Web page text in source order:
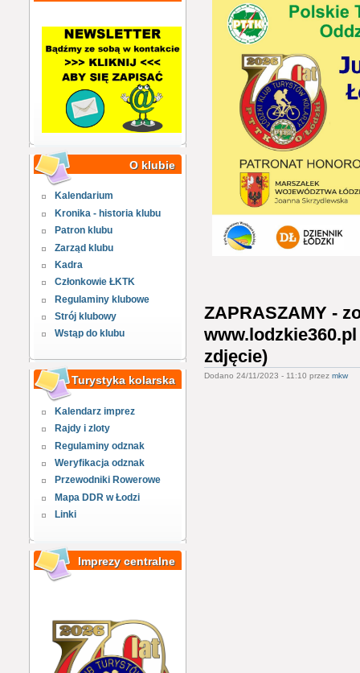
O klubie
Kalendarium
Kronika - historia klubu
Patron klubu
Zarząd klubu
Kadra
Członkowie ŁKTK
Regulaminy klubowe
Strój klubowy
Wstąp do klubu
Turystyka kolarska
Kalendarz imprez
Rajdy i zloty
Regulaminy odznak
Weryfikacja odznak
Przewodniki Rowerowe
Mapa DDR w Łodzi
Linki
Imprezy centralne
ZAPRASZAMY -
zdjęcie)
Dodano 24/11/2023 - 11:10 przez mkw